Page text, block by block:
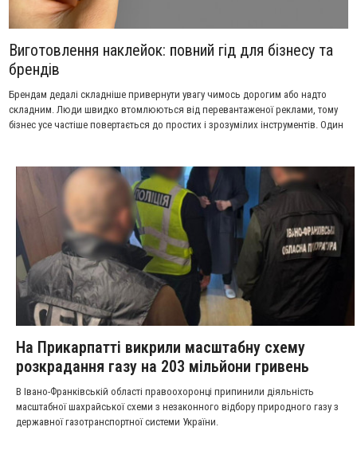
Виготовлення наклейок: повний гід для бізнесу та
брендів
Брендам дедалі складніше привернути увагу чимось дорогим або надто
складним. Люди швидко втомлюються від перевантаженої реклами, тому
бізнес усе частіше повертається до простих і зрозумілих інструментів. Один
На Прикарпатті викрили масштабну схему
розкрадання газу на 203 мільйони гривень
В Івано-Франківській області правоохоронці припинили діяльність
масштабної шахрайської схеми з незаконного відбору природного газу з
державної газотранспортної системи України.